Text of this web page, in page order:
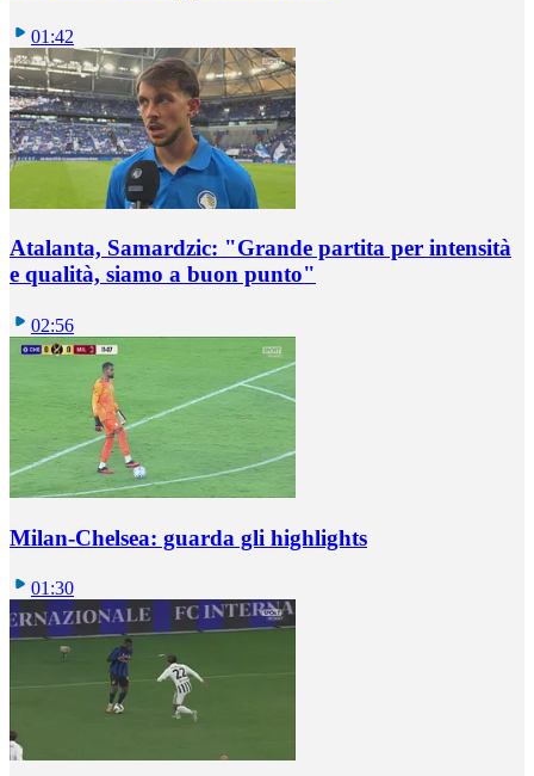
01:42
Atalanta, Samardzic: "Grande partita per intensità
e qualità, siamo a buon punto"
02:56
Milan-Chelsea: guarda gli highlights
01:30